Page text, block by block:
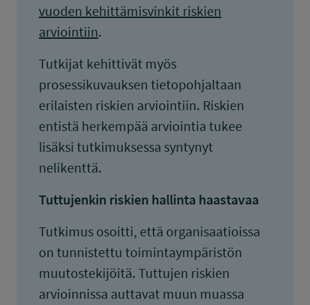
vuoden kehittämisvinkit riskien
arviointiin.
Tutkijat kehittivät myös
prosessikuvauksen tietopohjaltaan
erilaisten riskien arviointiin. Riskien
entistä herkempää arviointia tukee
lisäksi tutkimuksessa syntynyt
nelikenttä.
Tuttujenkin riskien hallinta haastavaa
Tutkimus osoitti, että organisaatioissa
on tunnistettu toimintaympäristön
muutostekijöitä. Tuttujen riskien
arvioinnissa auttavat muun muassa